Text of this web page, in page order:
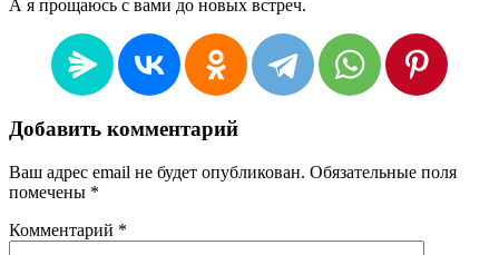
А я прощаюсь с вами до новых встреч.
Добавить комментарий
Ваш адрес email не будет опубликован. Обязательные поля
помечены *
Комментарий *